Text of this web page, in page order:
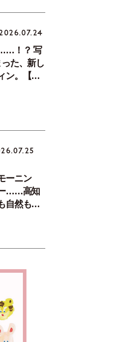
！？ 写
た、新し
ン。【中
ーニン
……高知
自然もグ